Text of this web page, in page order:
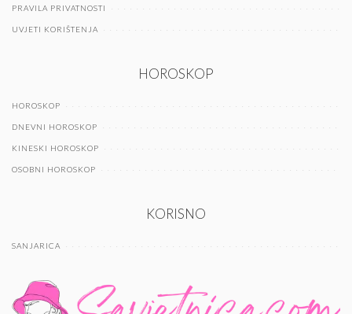
PRAVILA PRIVATNOSTI
UVJETI KORIŠTENJA
HOROSKOP
HOROSKOP
DNEVNI HOROSKOP
KINESKI HOROSKOP
OSOBNI HOROSKOP
KORISNO
SANJARICA